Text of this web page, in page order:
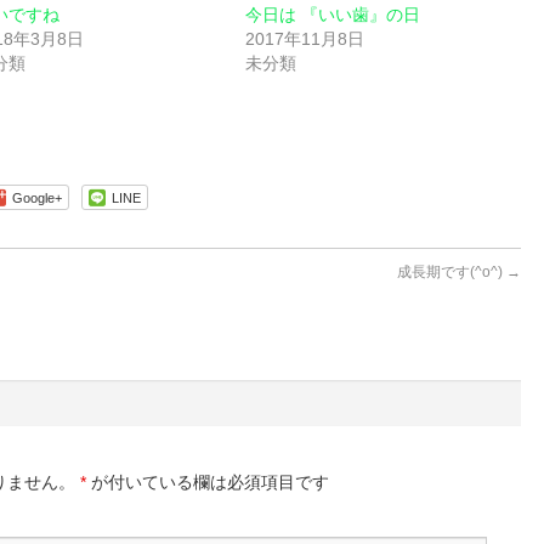
ですね
年3月8日
類
今日は 『いい歯』の日
2017年11月8日
未分類
Google+ LINE
成長期です(^o^) →
せん。 * が付いている欄は必須項目です